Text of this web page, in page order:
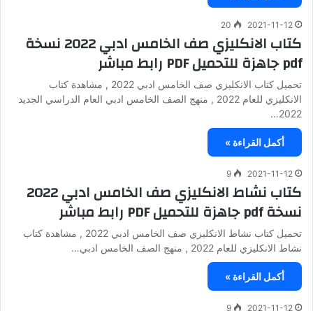
2021-11-12
20
كتاب الانكليزي صف الخامس ادبي 2022 نسخة
pdf جاهزة للتحميل PDF رابط مباشر
تحميل كتاب الانكليزي صف الخامس ادبي 2022 , مشاهدة كتاب
الانكليزي للعام 2022 , منهج الصف الخامس ادبي العام الدراسي الجديد
2022…
أكمل القراءة »
2021-11-12
9
كتاب نشاط الانكليزي صف الخامس ادبي 2022
نسخة pdf جاهزة للتحميل PDF رابط مباشر
تحميل كتاب نشاط الانكليزي صف الخامس ادبي 2022 , مشاهدة كتاب
نشاط الانكليزي للعام 2022 , منهج الصف الخامس ادبي…
أكمل القراءة »
2021-11-12
9